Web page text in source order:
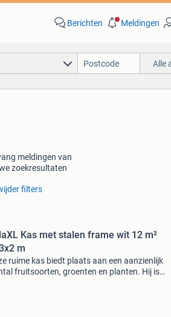
Berichten Meldingen
Alle
meldingen van
zoekresultaten
filters
Kas met stalen frame wit 12 m²
m
ruime kas biedt plaats aan een aanzienlijk
fruitsoorten, groenten en planten. Hij is